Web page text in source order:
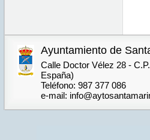
Ayuntamiento de
Calle Doctor Vélez 28 -
España)
Teléfono: 987 377 086
e-mail: